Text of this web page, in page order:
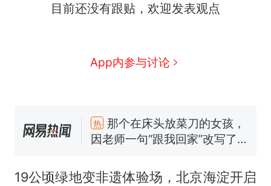
目前还没有跟贴，欢迎发表观点
App内参与讨论
因老师一句“跟我回家”改写了
人生
新 搬家报价570元，搬到楼下
交5060元才肯搬上楼！女子傻
电力部门回应
19公顷绿地变非遗体验场，北京海淀开启